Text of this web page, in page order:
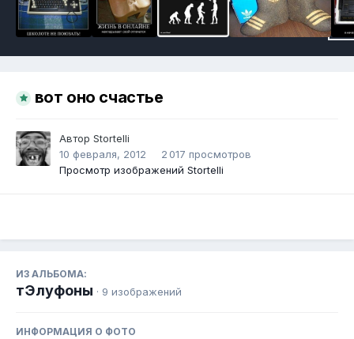
вот оно счастье
Автор Stortelli
10 февраля, 2012
2 017 просмотров
Просмотр изображений Stortelli
ИЗ АЛЬБОМА:
тЭлуфоны · 9 изображений
ИНФОРМАЦИЯ О ФОТО